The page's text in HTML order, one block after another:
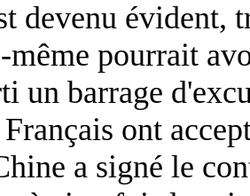
devenu évident,
même pourrait
un barrage
ont
a signé le